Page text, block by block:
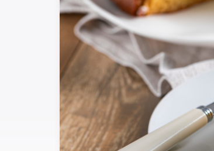
Pizza's en Focaccia
Taarten & Bakken
Nieuwste recepten
IT Website